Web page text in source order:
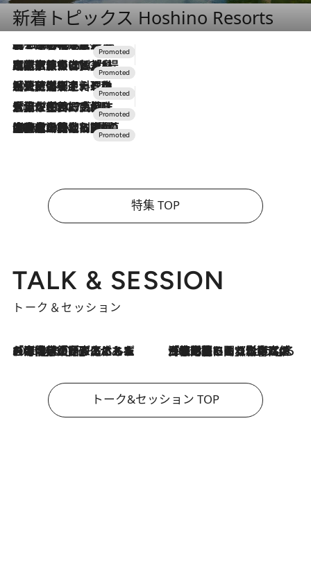
新着トピックス Hoshino Resorts
2026.8.7
【トンボの足水浴】ヒノキの香りに包まれて涼感マックス！約13℃の湧水かけ流しを避暑地「星野温泉 トンボの湯」で体験
2026.7.31
【ホテル帰省】という選択肢をOMOが提案。家族とほどよい距離を保つには「昼は実家、夜は気兼ねなくホテルで！」
2026.7.24
【夏限定ディナーコース】旬を迎える稚鮎や花ズッキーニなどをイタリア・トスカーナの郷土料理の手法で満喫！
2026.7.17
「土佐和ハーブかき氷」がOMO7高知に登場！生姜、山椒、大葉など目にも舌にも涼を呼ぶ郷土の味
2026.7.10
NEW OPEN！【界 草津】名湯の地に誕生。趣の異なる2種の温泉と上州ならではの会席・蕎麦割烹など美食を味わう究極の癒やし旅
特集 TOP
TALK & SESSION
トーク＆セッション
2026.8.3
「今後値上げがあるとすれば…」「リスクがあるのは今年の冬」エネルギー専門家が語る、ホルムズ海峡封鎖が家庭にもたらす“ある心配” 2026.8.3
「住宅建てられない…」「サーチャージ料の高値が続いている」ホルムズ海峡封鎖による影響はいつまで続く？《エネルギー専門家に聞く“どうなる日本の暮らし”》
トーク&セッション TOP